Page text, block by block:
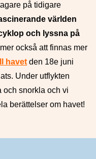
på tidigare
världen
och lyssna på
också att finnas mer
havet den 18e juni
Under utflykten
och snorkla och vi
berättelser om havet!